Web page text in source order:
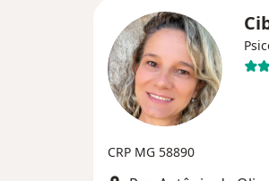
CRP MG 58890